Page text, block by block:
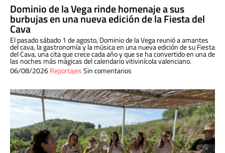
Dominio de la Vega rinde homenaje a sus
burbujas en una nueva edición de la Fiesta del
Cava
El pasado sábado 1 de agosto, Dominio de la Vega reunió a amantes
del cava, la gastronomía y la música en una nueva edición de su Fiesta
del Cava, una cita que crece cada año y que se ha convertido en una de
las noches más mágicas del calendario vitivinícola valenciano.
06/08/2026ReportajesSin comentarios